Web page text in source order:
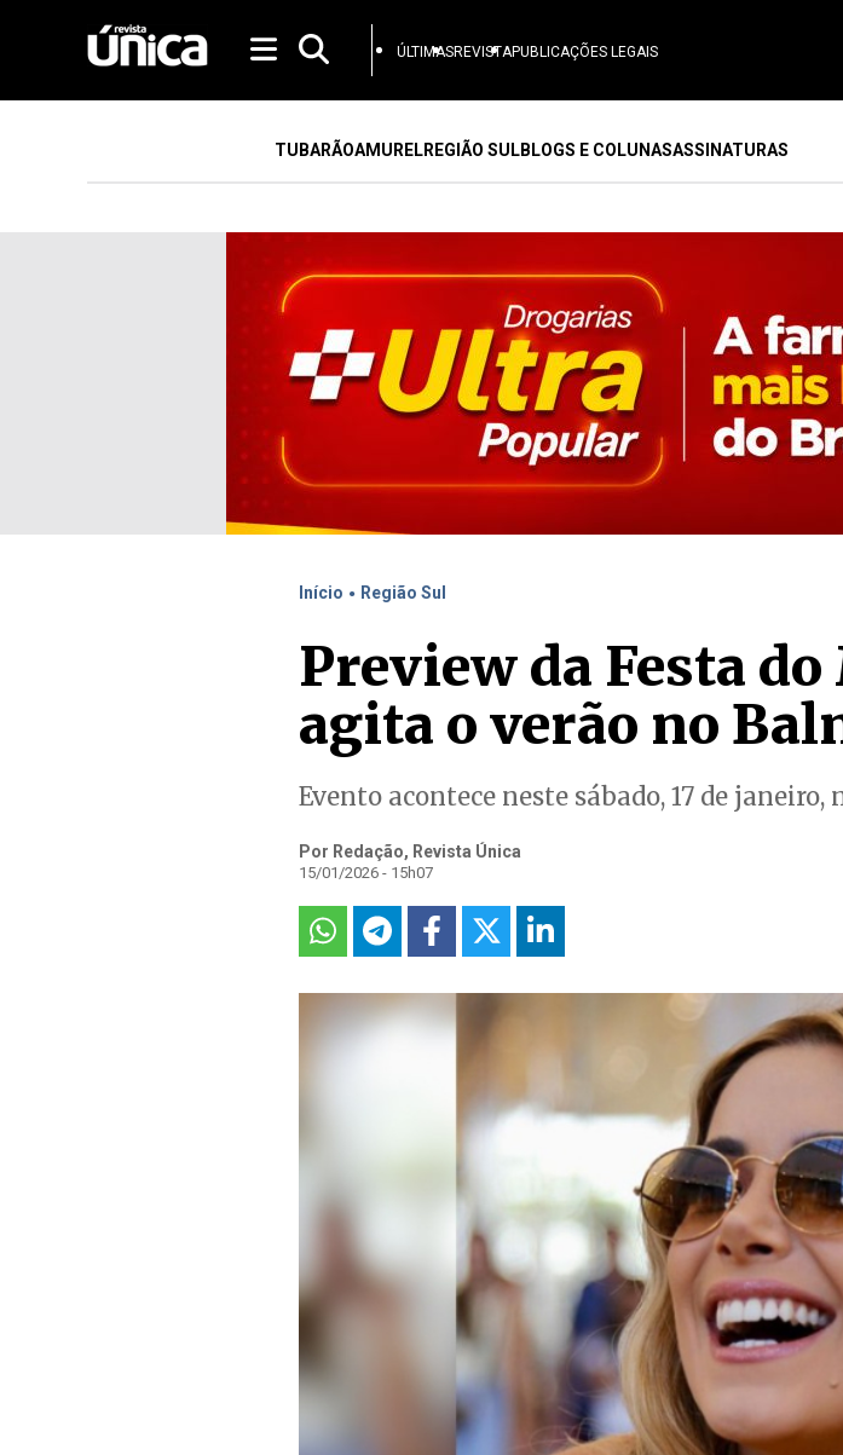
ÚLTIMASREVISTAPUBLICAÇÕES LEGAIS
TUBARÃOAMURELREGIÃO SULBLOGS E COLUNASASSINATURAS
Início . Região Sul
Preview da Festa
agita o verão no
Evento acontece neste sábado, 17 de
Por Redação, Revista Única
15/01/2026 - 15h07